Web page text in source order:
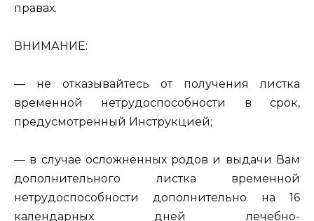
правах.
ВНИМАНИЕ:
— не отказывайтесь от получения листка
временной нетрудоспособности в срок,
предусмотренный Инструкцией;
— в случае осложненных родов и выдачи Вам
дополнительного листка временной
нетрудоспособности дополнительно на 16
календарных дней лечебно-